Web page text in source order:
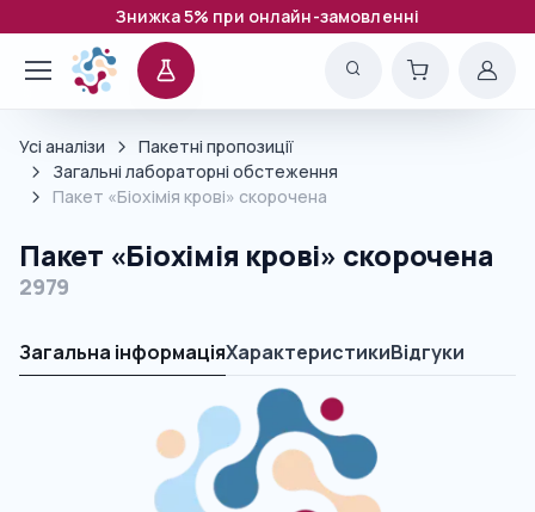
Знижка 5% при онлайн-замовленні
Усі аналізи
Пакетні пропозиції
Загальні лабораторні обстеження
Пакет «Біохімія крові» скорочена
Пакет «Біохімія крові» скорочена
2979
Загальна інформаціяХарактеристикиВідгуки